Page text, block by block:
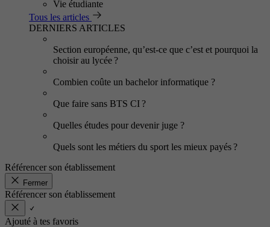
Vie étudiante
Tous les articles
DERNIERS ARTICLES
Section européenne, qu’est-ce que c’est et pourquoi la
choisir au lycée ?
Combien coûte un bachelor informatique ?
Que faire sans BTS CI ?
Quelles études pour devenir juge ?
Quels sont les métiers du sport les mieux payés ?
Référencer son établissement
Fermer
Référencer son établissement
Ajouté à tes favoris